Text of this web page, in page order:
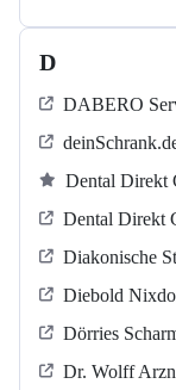
D
DABERO
Dental Direkt
Dental Direkt
Diakonische
Diebold
Dörries
Dr. Wolff